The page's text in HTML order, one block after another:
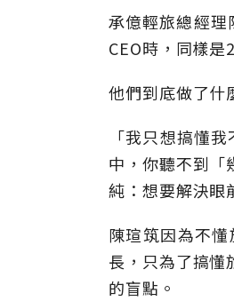
承億輕旅總經理
CEO時，同樣是
他們到底做了什
「我只想搞懂
中，你聽不到「
純：想要解決眼
陳瑄筑因為不
長，只為了搞懂
的盲點。